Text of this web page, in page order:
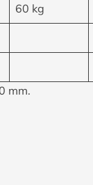
60 kg
mm.